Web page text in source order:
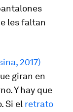
les faltan
2017)
giran en
. Y hay que
Si el retrato